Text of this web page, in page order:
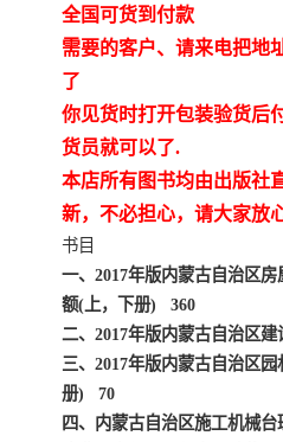
全国可货到付款
需要的客户、请来电把地
了
你见货时打开包装验货后
货员就可以了.
本店所有图书均由出版社
新，不必担心，请大家放
书目
一、2017年版内蒙古自治区
额(上，下册) 360
二、2017年版内蒙古自治区
三、2017年版内蒙古自治区
册) 70
四、内蒙古自治区施工机械
锅炉及压力容器规范国际
性规范ASME
湖北省建设工程预算定额
甘肃省建设工程预算定额
内蒙古建设工程预算定额
陕西建设工程消耗量定额
贵州水利水电定额
青海省建筑工程消耗量定
20kv及以下配电网工程定